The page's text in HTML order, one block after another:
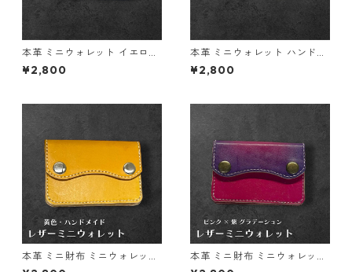
本革 ミニウォレット イエロー
ブラック グラデーション l154
レザー 革財布 ハンドメイド
¥2,800
本革 ミニウォレット ハンドメ
イド ピンク ブラウン l155 レ
ザー 革財布
¥2,800
本革 ミニ財布 ミニウォレット
イエロー l159 レザー 革財布
本革 ミニ財布 ミニウォレット
グラデーション l162 レザー 革